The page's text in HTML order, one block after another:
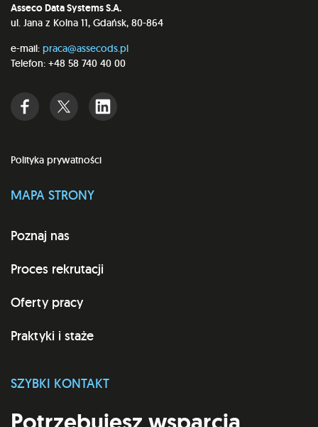
Asseco Data Systems S.A.
ul. Jana z Kolna 11, Gdańsk, 80-864
e-mail: praca@assecods.pl
Telefon: +48 58 740 40 00
Polityka prywatności
MAPA STRONY
Poznaj nas
Proces rekrutacji
Oferty pracy
Praktyki i staże
SZYBKI KONTAKT